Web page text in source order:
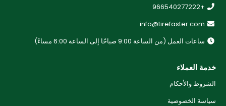
+966540277222
info@tirefaster.com
ساعات العمل (من الساعة 9:00 صباحًا إلى الساعة 6:00 مساءً)
خدمة العملاء
الشروط والأحكام
سياسة الخصوصية